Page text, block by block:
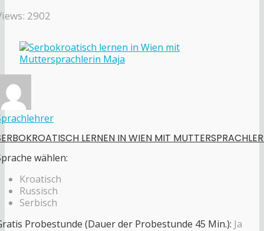
2902
LERNEN IN WIEN MIT
wählen:
Kroatisch
Russisch
Serbisch
Probestunde (Dauer der Probestunde 45 Min.): Ja